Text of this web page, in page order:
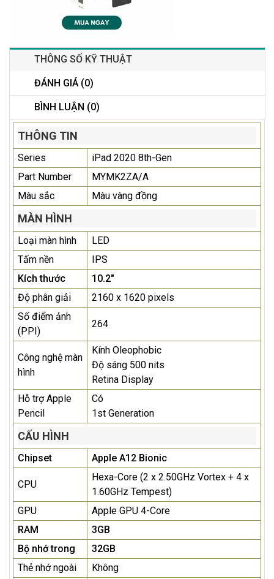
THÔNG SỐ KỸ THUẬT
ĐÁNH GIÁ (0)
BÌNH LUẬN (0)
THÔNG TIN
Series
iPad 2020 8th-Gen
Part Number
MYMK2ZA/A
Màu sắc
Màu vàng đồng
MÀN HÌNH
Loại màn hình
LED
Tấm nền
IPS
Kích thước
10.2"
Độ phân giải
2160 x 1620 pixels
Số điểm ảnh
(PPI)
264
Công nghệ màn
hình
Kính Oleophobic
Độ sáng 500 nits
Retina Display
Hỗ trợ Apple
Pencil
Có
1st Generation
CẤU HÌNH
Chipset Apple A12 Bionic
CPU
Hexa-Core (2 x 2.50GHz Vortex + 4 x
1.60GHz Tempest)
GPU
Apple GPU 4-Core
RAM
3GB
Bộ nhớ trong
32GB
Thẻ nhớ ngoài
Không